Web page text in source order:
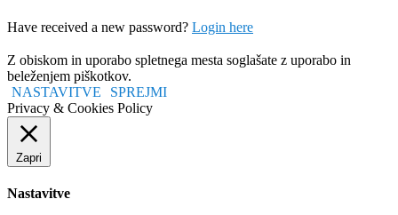
Have received a new password? Login here
Z obiskom in uporabo spletnega mesta soglašate z uporabo in
beleženjem piškotkov.
NASTAVITVE
SPREJMI
Privacy & Cookies Policy
Zapri
Nastavitve